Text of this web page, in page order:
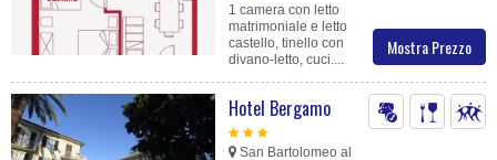
Mostra Prezzo
1 camera con letto
matrimoniale e letto
castello, tinello con
divano-letto, cuci....
Hotel Bergamo
San Bartolomeo al